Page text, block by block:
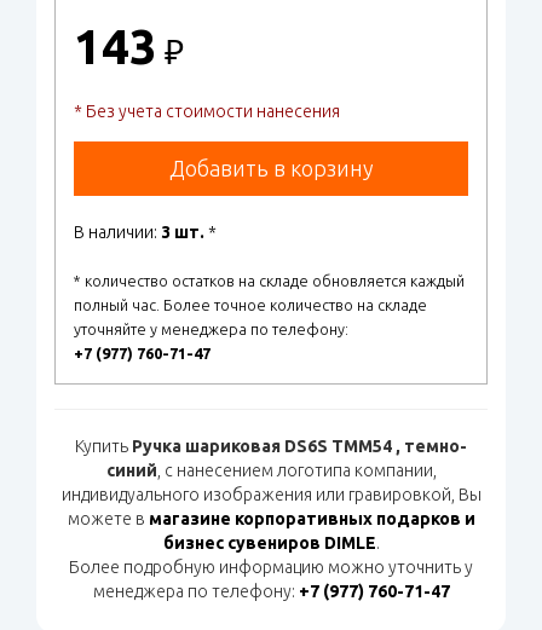
143 ₽
* Без учета стоимости нанесения
Добавить в корзину
В наличии: 3 шт. *
* количество остатков на складе обновляется каждый
полный час. Более точное количество на складе
уточняйте у менеджера по телефону:
+7 (977) 760-71-47
Купить Ручка шариковая DS6S TMM54 , темно-
синий, с нанесением логотипа компании,
индивидуального изображения или гравировкой, Вы
можете в магазине корпоративных подарков и
бизнес сувениров DIMLE.
Более подробную информацию можно уточнить у
менеджера по телефону: +7 (977) 760-71-47